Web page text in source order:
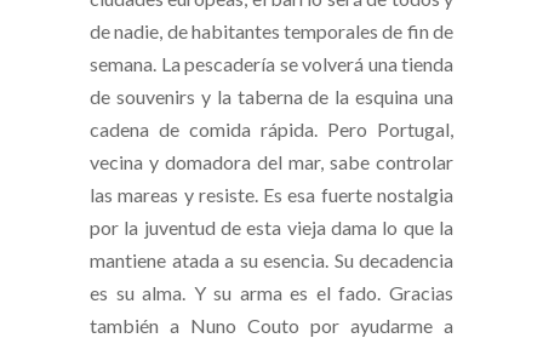
de nadie, de habitantes temporales de fin de
semana. La pescadería se volverá una tienda
de souvenirs y la taberna de la esquina una
cadena de comida rápida. Pero Portugal,
vecina y domadora del mar, sabe controlar
las mareas y resiste. Es esa fuerte nostalgia
por la juventud de esta vieja dama lo que la
mantiene atada a su esencia. Su decadencia
es su alma. Y su arma es el fado. Gracias
también a Nuno Couto por ayudarme a